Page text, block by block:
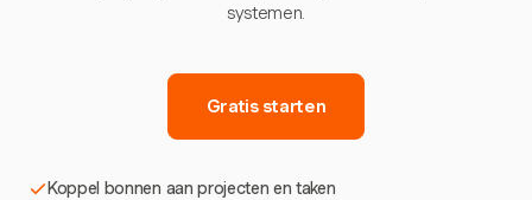
systemen.
Gratis starten
Koppel bonnen aan projecten en taken